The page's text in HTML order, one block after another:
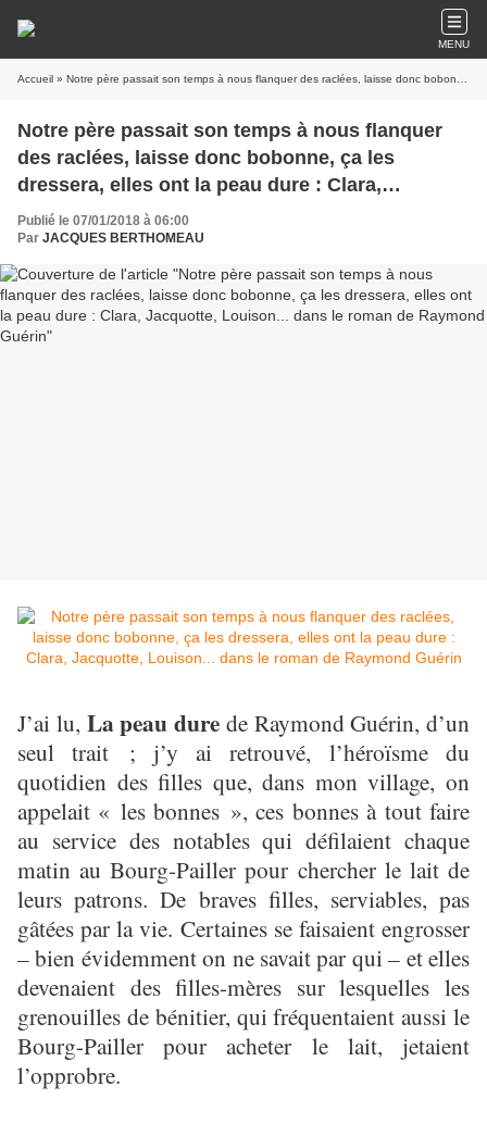
MENU
Accueil » Notre père passait son temps à nous flanquer des raclées, laisse donc bobonne, ça les dressera, elles ont la peau dure : Clara, Jacquotte, Louison... dans le roman de Raymond Guérin
Notre père passait son temps à nous flanquer
des raclées, laisse donc bobonne, ça les
dressera, elles ont la peau dure : Clara,
Jacquotte, Louison... dans le roman de
Raymond Guérin
Publié le 07/01/2018 à 06:00
Par JACQUES BERTHOMEAU
J’ai lu, La peau dure de Raymond Guérin, d’un
seul trait ; j’y ai retrouvé, l’héroïsme du
quotidien des filles que, dans mon village, on
appelait « les bonnes », ces bonnes à tout faire
au service des notables qui défilaient chaque
matin au Bourg-Pailler pour chercher le lait de
leurs patrons. De braves filles, serviables, pas
gâtées par la vie. Certaines se faisaient engrosser
– bien évidemment on ne savait par qui – et elles
devenaient des filles-mères sur lesquelles les
grenouilles de bénitier, qui fréquentaient aussi le
Bourg-Pailler pour acheter le lait, jetaient
l’opprobre.